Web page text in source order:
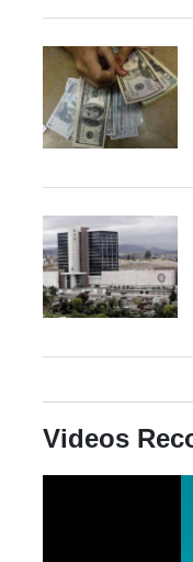
Videos